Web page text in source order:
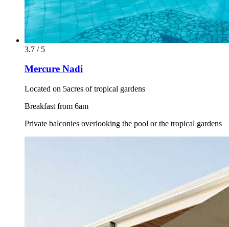
3.7 / 5
Mercure Nadi
Located on 5acres of tropical gardens
Breakfast from 6am
Private balconies overlooking the pool or the tropical gardens